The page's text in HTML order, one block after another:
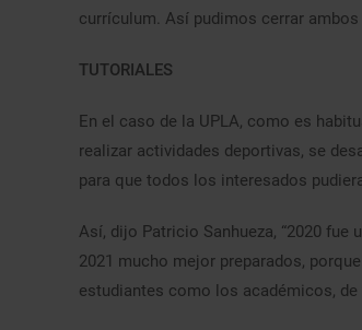
currículum. Así pudimos cerrar
TUTORIALES
En el caso de la UPLA, como es
realizar actividades deportivas, se
para que todos los interesados
Así, dijo Patricio Sanhueza, “2020
2021 mucho mejor preparados,
estudiantes como los académicos,